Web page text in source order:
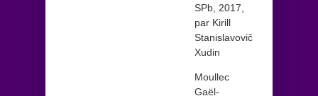
SPb, 2017,
par Kirill
Stanislavovič
Xudin
Moullec
Gaël-